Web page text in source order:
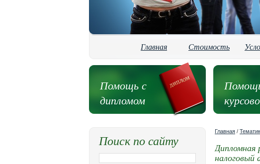
Главная Стоимость
Помощь с
дипломом
Главная /
Дипломная
налоговый
Поиск по сайту